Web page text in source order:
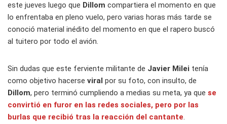
este jueves luego que Dillom compartiera el momento en que
lo enfrentaba en pleno vuelo, pero varias horas más tarde se
conoció material inédito del momento en que el rapero buscó
al tuitero por todo el avión.
Sin dudas que este ferviente militante de Javier Milei tenía
como objetivo hacerse viral por su foto, con insulto, de
Dillom, pero terminó cumpliendo a medias su meta, ya que se
convirtió en furor en las redes sociales, pero por las
burlas que recibió tras la reacción del cantante.